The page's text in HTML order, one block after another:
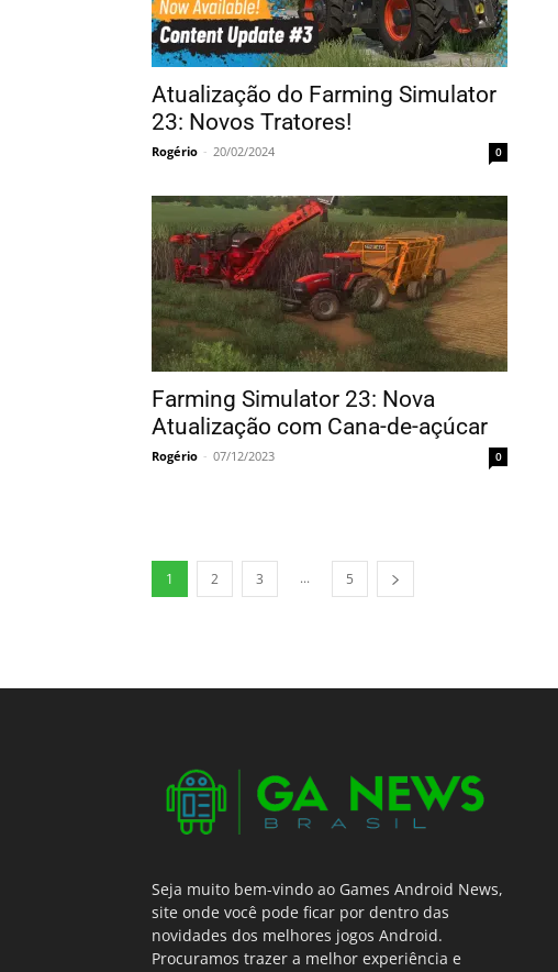
Atualização do Farming Simulator
23: Novos Tratores!
Rogério - 20/02/2024 0
Farming Simulator 23: Nova
Atualização com Cana-de-açúcar
Rogério - 07/12/2023 0
1 2 3 ... 5
Seja muito bem-vindo ao Games Android News,
site onde você pode ficar por dentro das
novidades dos melhores jogos Android.
Procuramos trazer a melhor experiência e